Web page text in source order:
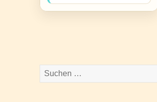
Suchen
nach: